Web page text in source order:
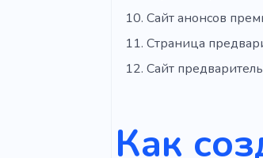
Сайт анонсов
Страница
Сайт
Как